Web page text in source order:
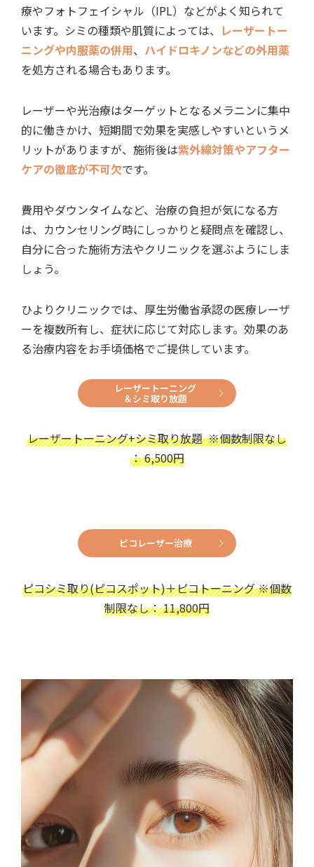
療やフォトフェイシャル（IPL）などがよく知られて
います。シミの種類や肌質によっては、 レーザートー
ニングや内服薬の併用、 ハイドロキノンなどの外用薬
を処方される場合もあります。
レーザーや光治療はターゲットとなるメラニンに集中
的に働きかけ、短期間で効果を実感しやすいというメ
リットがありますが、施術後は紫外線対策やアフター
ケアの徹底が不可欠です。
費用やダウンタイムなど、治療の負担が気になる方
は、カウンセリング時にしっかりと疑問点を確認し、
自分に合った施術方法やクリニックを選ぶようにしま
しょう。
ひよりクリニックでは、厚生労働省承認の医療レーザ
ーを複数所有し、症状に応じて対応します。効果のあ
る治療内容をお手頃価格でご提供しています。
レーザートーニング
＆シミ取り放題
レーザートーニング+シミ取り放題 ※個数制限なし
： 6,500円
ピコレーザー治療
ピコシミ取り(ピコスポット)＋ピコトーニング ※個数
制限なし： 11,800円